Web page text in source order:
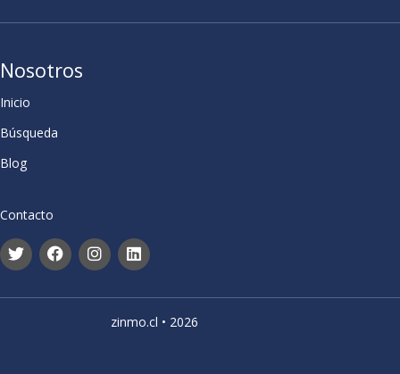
Nosotros
Inicio
Búsqueda
Blog
Contacto
zinmo.cl • 2026